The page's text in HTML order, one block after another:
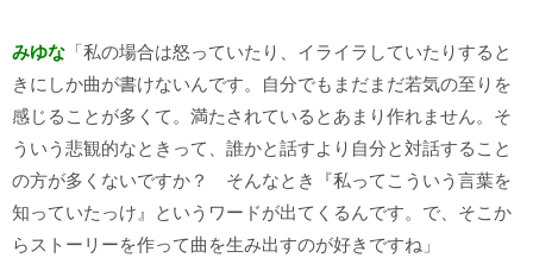
みゆな 「私の場合は怒っていたり、イライラしていたりすると
きにしか曲が書けないんです。自分でもまだまだ若気の至りを
感じることが多くて。満たされているとあまり作れません。そ
ういう悲観的なときって、誰かと話すより自分と対話すること
の方が多くないですか？ そんなとき『私ってこういう言葉を
知っていたっけ』というワードが出てくるんです。で、そこか
らストーリーを作って曲を生み出すのが好きですね」